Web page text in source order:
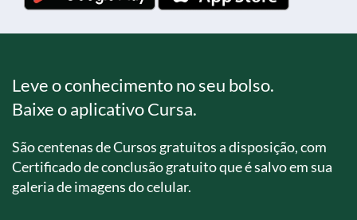
Leve o conhecimento no seu bolso.
Baixe o aplicativo Cursa.
São centenas de Cursos gratuitos a disposição, com
Certificado de conclusão gratuito que é salvo em sua
galeria de imagens do celular.